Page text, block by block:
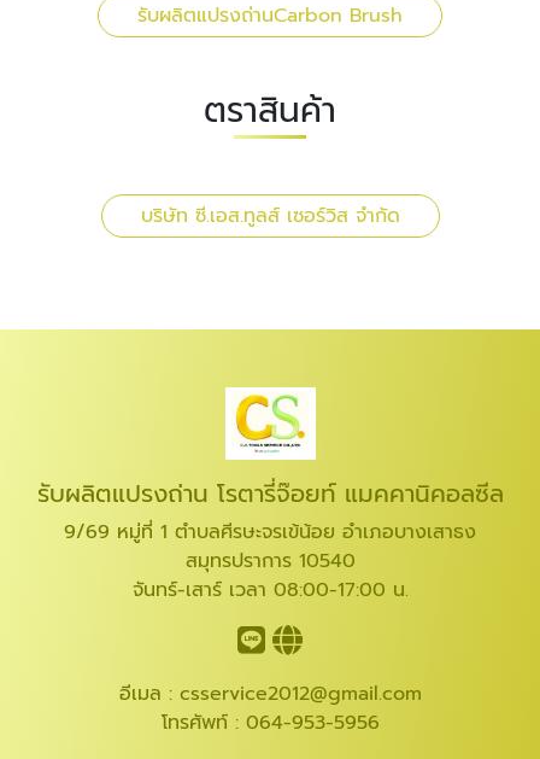
รับผลิตแปรงถ่านCarbon Brush
ตราสินค้า
บริษัท ซี.เอส.ทูลส์ เซอร์วิส จำกัด
รับผลิตแปรงถ่าน โรตารี่จ๊อยท์ แมคคานิคอลซีล
9/69 หมู่ที่ 1 ตำบลศีรษะจรเข้น้อย อำเภอบางเสาธง
สมุทรปราการ 10540
จันทร์-เสาร์ เวลา 08:00-17:00 น.
อีเมล : csservice2012@gmail.com
โทรศัพท์ : 064-953-5956